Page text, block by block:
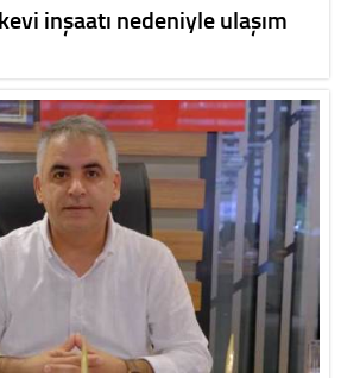
inşaatı nedeniyle ulaşım